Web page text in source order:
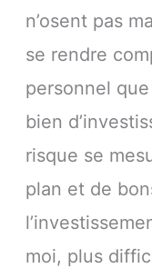
n’osent pas
se rendre
personnel
bien
risque se
plan et de
moi, plus